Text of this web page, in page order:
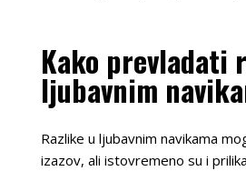
Kako prevladati
ljubavnim
Razlike u ljubavnim navikama
izazov, ali istovremeno su i